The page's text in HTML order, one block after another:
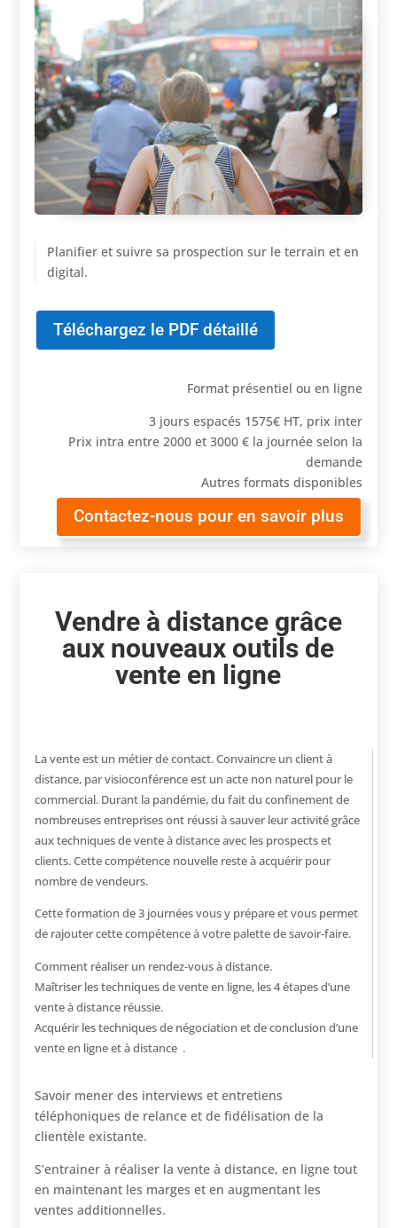
Planifier et suivre sa prospection sur le terrain et en
digital.
Téléchargez le PDF détaillé
Format présentiel ou en ligne
3 jours espacés 1575€ HT, prix inter
Prix intra entre 2000 et 3000 € la journée selon la
demande
Autres formats disponibles
Contactez-nous pour en savoir plus
Vendre à distance grâce
aux nouveaux outils de
vente en ligne
La vente est un métier de contact. Convaincre un client à
distance, par visioconférence est un acte non naturel pour le
commercial. Durant la pandémie, du fait du confinement de
nombreuses entreprises ont réussi à sauver leur activité grâce
aux techniques de vente à distance avec les prospects et
clients. Cette compétence nouvelle reste à acquérir pour
nombre de vendeurs.
Cette formation de 3 journées vous y prépare et vous permet
de rajouter cette compétence à votre palette de savoir-faire.
Comment réaliser un rendez-vous à distance.
Maîtriser les techniques de vente en ligne, les 4 étapes d’une
vente à distance réussie.
Acquérir les techniques de négociation et de conclusion d’une
vente en ligne et à distance .
Savoir mener des interviews et entretiens
téléphoniques de relance et de fidélisation de la
clientèle existante.
S’entrainer à réaliser la vente à distance, en ligne tout
en maintenant les marges et en augmentant les
ventes additionnelles.